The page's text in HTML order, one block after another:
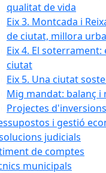
qualitat de vida
Eix 3. Montcada i
de ciutat, millora
Eix 4. El
ciutat
Eix 5. Una ciutat
Mig mandat: balanç i
Projectes
i gestió
judicials
de comptes
municipals